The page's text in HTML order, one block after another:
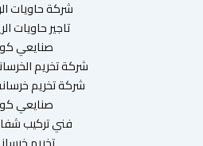
شركة حاويات
تاجير حاويات
صنايعي
شركة تخريم
شركة تخريم
صنايعي
فني تركيب